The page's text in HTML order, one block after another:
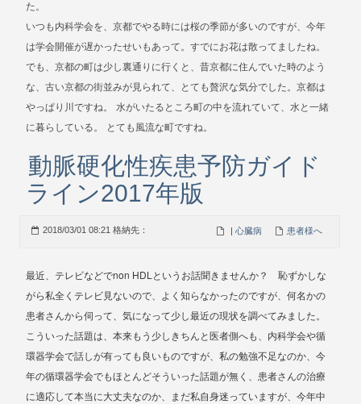
た。
いつも内科学会を、京都でやる時には桜の季節が多いのですが、今年
は学会開催が遅かったせいもあって。すでにお花は散ってましたね。
でも、京都の町は少し裏通りに行くと、昔京都に住んでいた時のよう
な、古い京都の街並みが見られて、とても贅沢な気分でした。京都は
やっぱり川ですね。
水がいたるところ町の中を流れていて、水と一緒
に暮らしている。
とても風流な町ですね。
動脈硬化性疾患予防ガイド
ライン2017年版
2018/03/01 08:21 格納先： 患者様へ
|心臓病
最近、テレビなどでnon HDL というお話聞きませんか？ 恥ずかしな
がら私全くテレビ見ないので、よく知らなかったのですが、何名かの
患者さんから伺って、気になって少し最近の現状を調べてみました。
こういった話題は、本来もう少しきちんと医者側へも、内科学会や循
環器学会で話しが有っても良いものですが、私の勉強不足なのか、今
年の循環器学会でもほとんどそういった話題が無く、患者さんの治療
に適応して本当に大丈夫なのか、まだ私自身迷っていますが、今年中